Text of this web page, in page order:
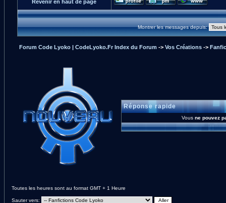
Revenir en haut de page
Montrer les messages depuis:
Forum Code Lyoko | CodeLyoko.Fr Index du Forum -> Vos Créations->
Réponse rapide
Vous ne pouvez
Toutes les heures sont au format GMT + 1 Heure
Sauter vers: